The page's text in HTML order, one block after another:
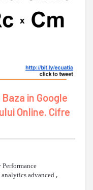
in Google
Online. Cifre
Performance
analytics advanced ,